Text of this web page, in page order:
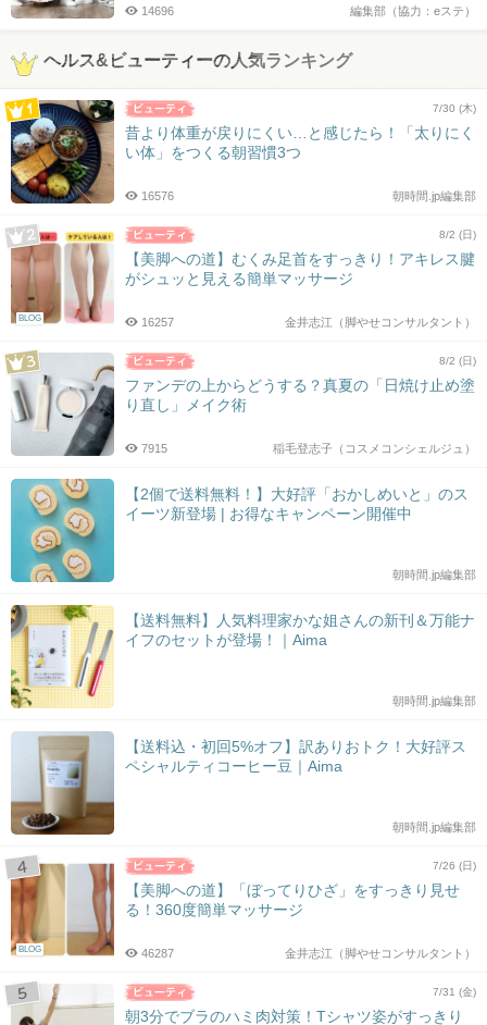
編集部（協力：eステ）
14696
ヘルス&ビューティーの人気ランキング
7/30 (木)
昔より体重が戻りにくい…と感じたら！「太りにく
い体」をつくる朝習慣3つ
朝時間.jp編集部
16576
BLOG
8/2 (日)
【美脚への道】むくみ足首をすっきり！アキレス腱
がシュッと見える簡単マッサージ
金井志江（脚やせコンサルタント）
16257
8/2 (日)
ファンデの上からどうする？真夏の「日焼け止め塗
り直し」メイク術
稲毛登志子（コスメコンシェルジュ）
7915
【2個で送料無料！】大好評「おかしめいと」のス
イーツ新登場 | お得なキャンペーン開催中
朝時間.jp編集部
【送料無料】人気料理家かな姐さんの新刊＆万能ナ
イフのセットが登場！｜Aima
朝時間.jp編集部
【送料込・初回5%オフ】訳ありおトク！大好評ス
ペシャルティコーヒー豆｜Aima
朝時間.jp編集部
BLOG
7/26 (日)
【美脚への道】「ぼってりひざ」をすっきり見せ
る！360度簡単マッサージ
金井志江（脚やせコンサルタント）
46287
7/31 (金)
朝3分でブラのハミ肉対策！Tシャツ姿がすっきり